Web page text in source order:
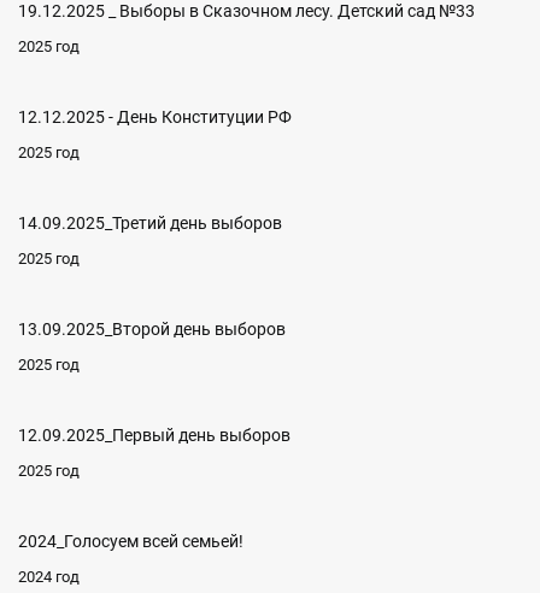
19.12.2025 _ Выборы в Сказочном лесу. Детский сад №33
2025 год
12.12.2025 - День Конституции РФ
2025 год
14.09.2025_Третий день выборов
2025 год
13.09.2025_Второй день выборов
2025 год
12.09.2025_Первый день выборов
2025 год
2024_Голосуем всей семьей!
2024 год